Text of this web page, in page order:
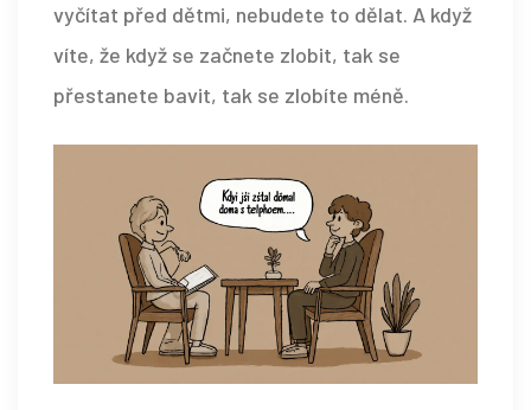
vyčítat před dětmi, nebudete to dělat. A když
víte, že když se začnete zlobit, tak se
přestanete bavit, tak se zlobíte méně.